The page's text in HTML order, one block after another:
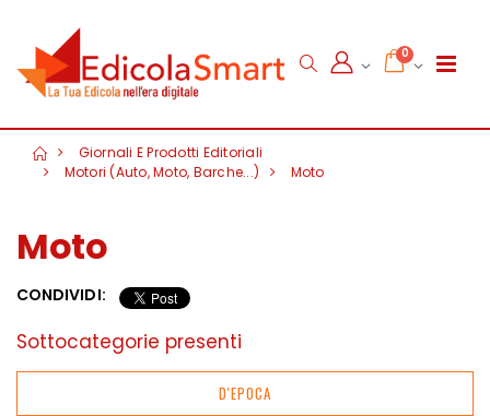
0
Giornali E Prodotti Editoriali
Motori (Auto, Moto, Barche...)
Moto
Moto
CONDIVIDI:
Sottocategorie presenti
D'EPOCA